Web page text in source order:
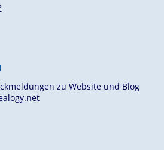
zu Website und Blog